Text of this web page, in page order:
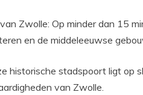
Zwolle: Op minder dan 15
en de middeleeuwse
historische stadspoort ligt op
van Zwolle.